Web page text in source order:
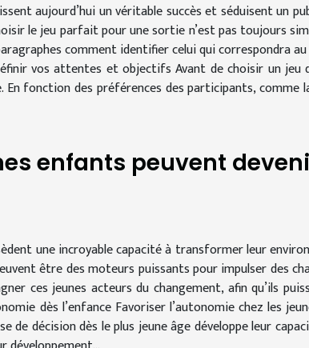
aujourd’hui un véritable succès et séduisent un
le jeu parfait pour une sortie n’est pas toujours
comment identifier celui qui correspondra
vos attentes et objectifs Avant de choisir un jeu
fonction des préférences des participants, comme
enfants peuvent
une incroyable capacité à transformer leur
être des moteurs puissants pour impulser des
ces jeunes acteurs du changement, afin qu’ils
dès l’enfance Favoriser l’autonomie chez les
décision dès le plus jeune âge développe leur